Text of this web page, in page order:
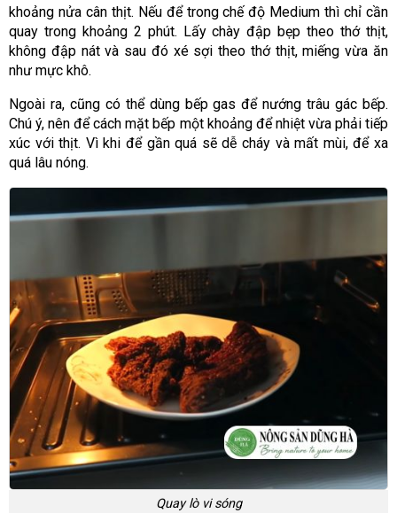
khoảng nửa cân thịt. Nếu để trong chế độ Medium thì chỉ cần
quay trong khoảng 2 phút. Lấy chày đập bẹp theo thớ thịt,
không đập nát và sau đó xé sợi theo thớ thịt, miếng vừa ăn
như mực khô.
Ngoài ra, cũng có thể dùng bếp gas để nướng trâu gác bếp.
Chú ý, nên để cách mặt bếp một khoảng để nhiệt vừa phải tiếp
xúc với thịt. Vì khi để gần quá sẽ dễ cháy và mất mùi, để xa
quá lâu nóng.
Quay lò vi sóng